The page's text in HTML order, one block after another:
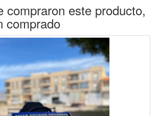
compraron este producto,
comprado